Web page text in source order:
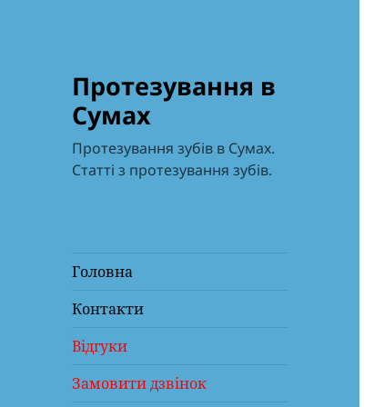
Протезування в
Сумах
Протезування зубів в Сумах.
Статті з протезування зубів.
Головна
Контакти
Відгуки
Замовити дзвінок